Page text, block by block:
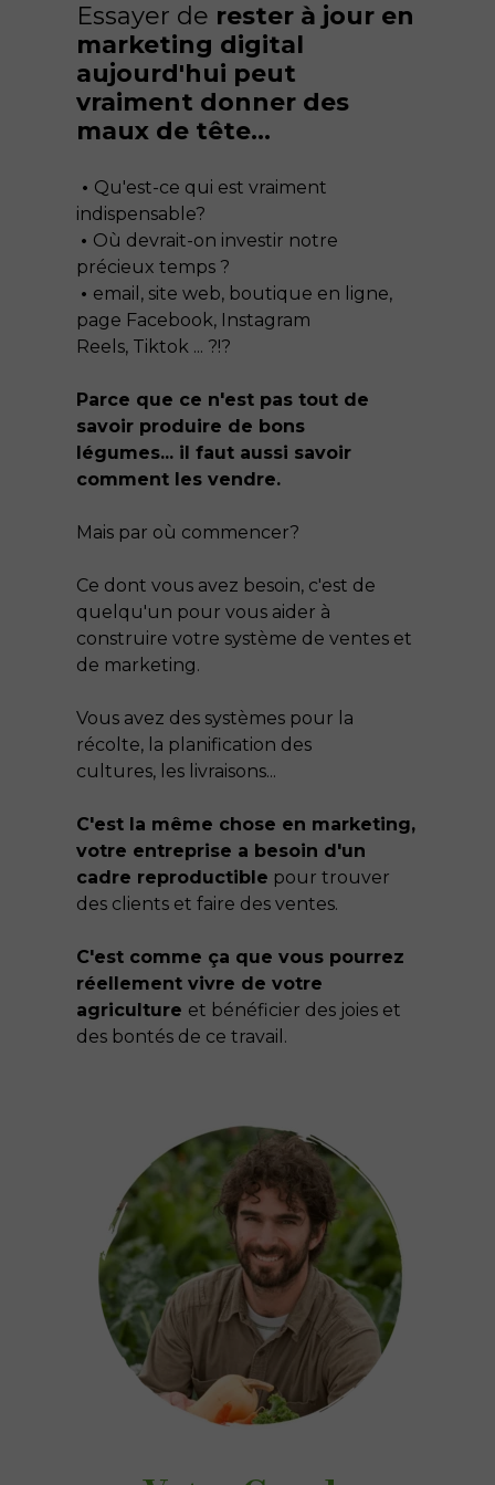
Essayer de rester à jour en
marketing digital
aujourd'hui peut
vraiment donner des
maux de tête...
• Qu'est-ce qui est vraiment
indispensable?
• Où devrait-on investir notre
précieux temps ?
• email, site web, boutique en ligne,
page Facebook, Instagram
Reels, Tiktok ... ?!?
Parce que ce n'est pas tout de
savoir produire de bons
légumes... il faut aussi savoir
comment les vendre.
Mais par où commencer?
Ce dont vous avez besoin, c'est de
quelqu'un pour vous aider à
construire votre système de ventes et
de marketing.
Vous avez des systèmes pour la
récolte, la planification des
cultures, les livraisons...
C'est la même chose en marketing,
votre entreprise a besoin d'un
cadre reproductible pour trouver
des clients et faire des ventes.
C'est comme ça que vous pourrez
réellement vivre de votre
agriculture et bénéficier des joies et
des bontés de ce travail.